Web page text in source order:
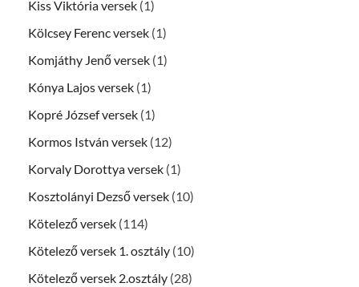
Kiss Viktória versek (1)
Kölcsey Ferenc versek (1)
Komjáthy Jenő versek (1)
Kónya Lajos versek (1)
Kopré József versek (1)
Kormos István versek (12)
Korvaly Dorottya versek (1)
Kosztolányi Dezső versek (10)
Kötelező versek (114)
Kötelező versek 1. osztály (10)
Kötelező versek 2.osztály (28)